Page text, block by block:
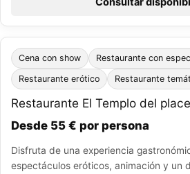
Cena con show Restaurante con
Restaurante erótico Restaurante
Restaurante El Templo del
Desde 55 € por persona
Disfruta de una experiencia
espectáculos eróticos, animación y un